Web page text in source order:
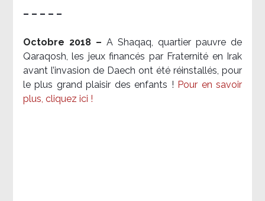
– – – – –
Octobre 2018 – A Shaqaq, quartier pauvre de
Qaraqosh, les jeux financés par Fraternité en Irak​
avant l’invasion de Daech ont été réinstallés, pour
le plus grand plaisir des enfants ! Pour en savoir
plus, cliquez ici !